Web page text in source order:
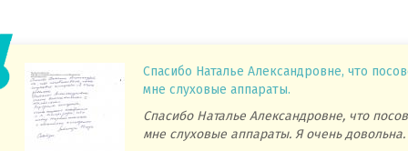
Спасибо Наталье Александровне, что
мне слуховые аппараты.
Спасибо Наталье Александровне, что
мне слуховые аппараты. Я очень довольна.